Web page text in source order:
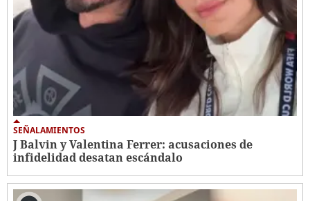
SEÑALAMIENTOS
J Balvin y Valentina Ferrer: acusaciones de
infidelidad desatan escándalo